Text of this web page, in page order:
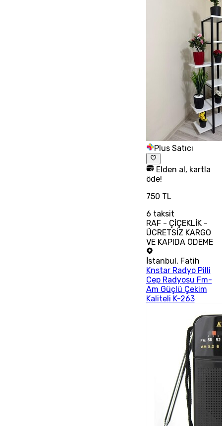
Plus Satıcı
Elden al, kartla
öde!
750 TL
6 taksit
RAF - ÇİÇEKLİK -
ÜCRETSİZ KARGO
VE KAPIDA ÖDEME
İstanbul, Fatih
Knstar Radyo Pilli
Cep Radyosu Fm-
Am Güçlü Çekim
Kaliteli K-263